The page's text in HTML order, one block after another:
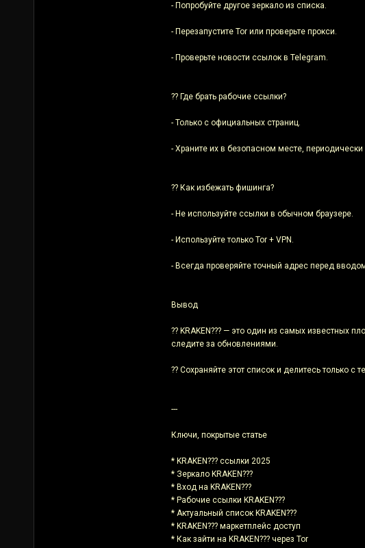
- Попробуйте другое зеркало из списка.
- Перезапустите Tor или проверьте прокси.
- Проверьте новости ссылок в Telegram.
?? Где брать рабочие ссылки?
- Только с официальных страниц.
- Храните их в безопасном месте, периодически
?? Как избежать фишинга?
- Не используйте ссылки в обычном браузере.
- Используйте только Tor + VPN.
- Всегда проверяйте точный адрес перед
Вывод
?? KRAKEN??? — это один из самых известных
следите за обновлениями.
?? Сохраняйте этот список и делитесь только с
---
Ключи, покрытые статье
* KRAKEN??? ссылки 2025
* Зеркало KRAKEN???
* Вход на KRAKEN???
* Рабочие ссылки KRAKEN???
* Актуальный список KRAKEN???
* KRAKEN??? маркетплейс доступ
* Как зайти на KRAKEN??? через Tor